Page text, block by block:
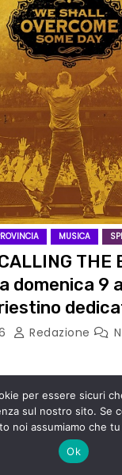
MUSICA
THE
domenica 9
Redazione
THE BOSS 2026
Edizione Dal 6
SARTORIO, SAN
BROTHERS,
RENATO
per essere sicuri
sul nostro sito. Se
noi assumiamo che
Ok